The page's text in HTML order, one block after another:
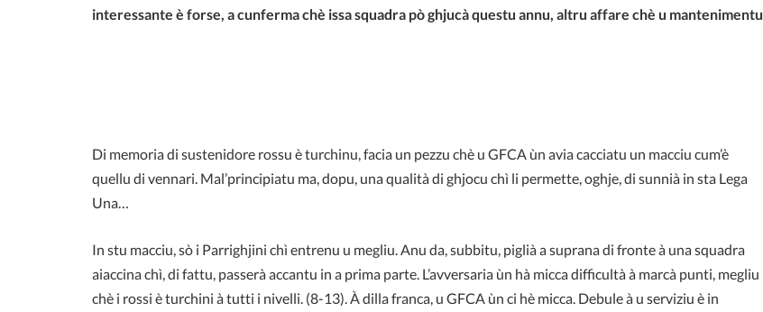
interessante è forse, a cunferma chè issa squadra pò ghjucà questu annu, altru affare chè u mantenimentu
Di memoria di sustenidore rossu è turchinu, facia un pezzu chè u GFCA ùn avia cacciatu un macciu cum’è
quellu di vennari. Mal’principiatu ma, dopu, una qualità di ghjocu chì li permette, oghje, di sunnià in sta Lega
Una…
In stu macciu, sò i Parrighjini chì entrenu u megliu. Anu da, subbitu, piglià a suprana di fronte à una squadra
aiaccina chì, di fattu, passerà accantu in a prima parte. L’avversaria ùn hà micca difficultà à marcà punti, megliu
chè i rossi è turchini à tutti i nivelli. (8-13). À dilla franca, u GFCA ùn ci hè micca. Debule à u serviziu è in